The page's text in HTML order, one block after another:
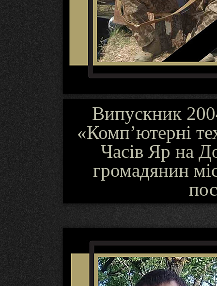
Випускник
«Комп’ютерні
Часів Яр на
громадянин